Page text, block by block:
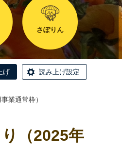
さぽりん
げ 読み上げ設定
業通常枠）
（2025年